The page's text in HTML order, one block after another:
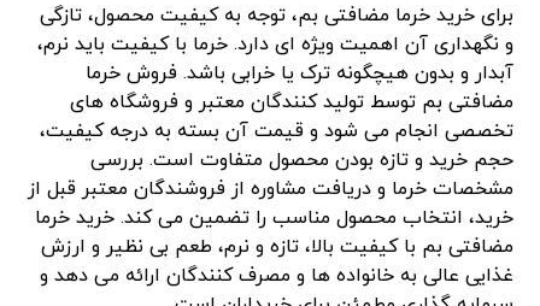
برای خرید خرما مضافتی بم، توجه به کیفیت محصول، تازگی
و نگهداری آن اهمیت ویژه ای دارد. خرما با کیفیت باید نرم،
آبدار و بدون هیچگونه ترک یا خرابی باشد. فروش خرما
مضافتی بم توسط تولید کنندگان معتبر و فروشگاه های
تخصصی انجام می شود و قیمت آن بسته به درجه کیفیت،
حجم خرید و تازه بودن محصول متفاوت است. بررسی
مشخصات خرما و دریافت مشاوره از فروشندگان معتبر قبل از
خرید، انتخاب محصول مناسب را تضمین می کند. خرید خرما
مضافتی بم با کیفیت بالا، تازه و نرم، طعم بی نظیر و ارزش
غذایی عالی به خانواده ها و مصرف کنندگان ارائه می دهد و